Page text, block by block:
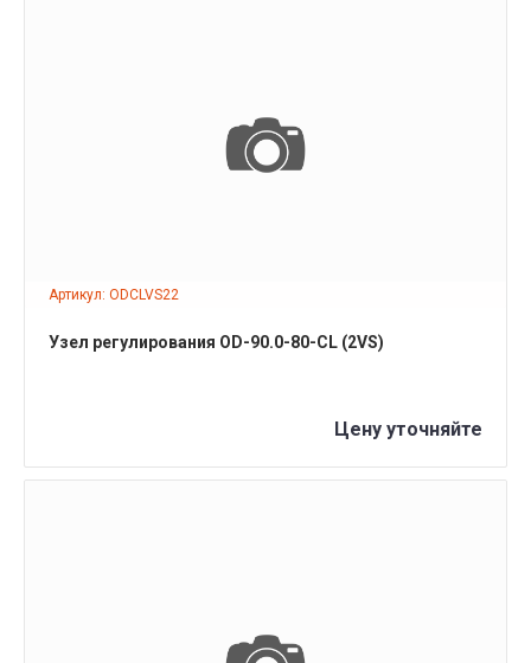
Артикул: ODCLVS22
ПОДРОБНЕЕ
Узел регулирования OD-90.0-80-CL (2VS)
Цену уточняйте
ПОДРОБНЕЕ